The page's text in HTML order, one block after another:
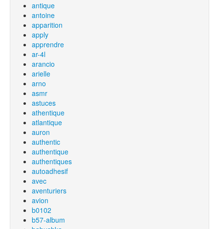
antique
antoine
apparition
apply
apprendre
ar-4l
arancio
arielle
arno
asmr
astuces
athentique
atlantique
auron
authentic
authentique
authentiques
autoadhesif
avec
aventuriers
avion
b0102
b57-album